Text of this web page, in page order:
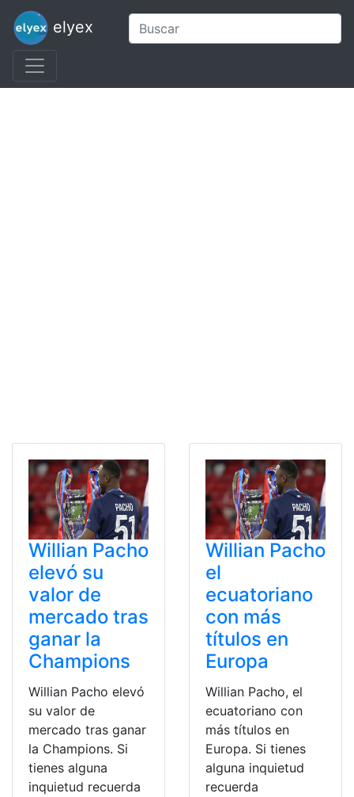
elyex
Willian Pacho
elevó su
valor de
mercado tras
ganar la
Champions
Willian Pacho elevó
su valor de
mercado tras ganar
la Champions. Si
tienes alguna
inquietud recuerda
Willian Pacho
el
ecuatoriano
con más
títulos en
Europa
Willian Pacho, el
ecuatoriano con
más títulos en
Europa. Si tienes
alguna inquietud
recuerda